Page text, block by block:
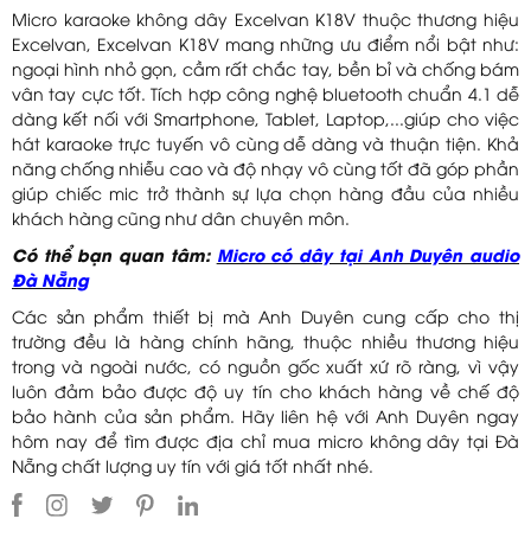
Micro karaoke không dây Excelvan K18V thuộc thương hiệu
Excelvan, Excelvan K18V mang những ưu điểm nổi bật như:
ngoại hình nhỏ gọn, cầm rất chắc tay, bền bỉ và chống bám
vân tay cực tốt. Tích hợp công nghệ bluetooth chuẩn 4.1 dễ
dàng kết nối với Smartphone, Tablet, Laptop,...giúp cho việc
hát karaoke trực tuyến vô cùng dễ dàng và thuận tiện. Khả
năng chống nhiễu cao và độ nhạy vô cùng tốt đã góp phần
giúp chiếc mic trở thành sự lựa chọn hàng đầu của nhiều
khách hàng cũng như dân chuyên môn.
Có thể bạn quan tâm: Micro có dây tại Anh Duyên audio
Đà Nẵng
Các sản phẩm thiết bị mà Anh Duyên cung cấp cho thị
trường đều là hàng chính hãng, thuộc nhiều thương hiệu
trong và ngoài nước, có nguồn gốc xuất xứ rõ ràng, vì vậy
luôn đảm bảo được độ uy tín cho khách hàng về chế độ
bảo hành của sản phẩm. Hãy liên hệ với Anh Duyên ngay
hôm nay để tìm được địa chỉ mua micro không dây tại Đà
Nẵng chất lượng uy tín với giá tốt nhất nhé.